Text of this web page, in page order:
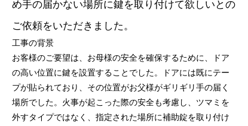
め手の届かない場所に鍵を取り付けて欲しいとの
ご依頼をいただきました。
工事の背景
お客様のご要望は、お母様の安全を確保するために、ドア
の高い位置に鍵を設置することでした。ドアには既にテー
プが貼られており、その位置がお父様がギリギリ手の届く
場所でした。火事が起こった際の安全も考慮し、ツマミを
外すタイプではなく、指定された場所に補助錠を取り付け